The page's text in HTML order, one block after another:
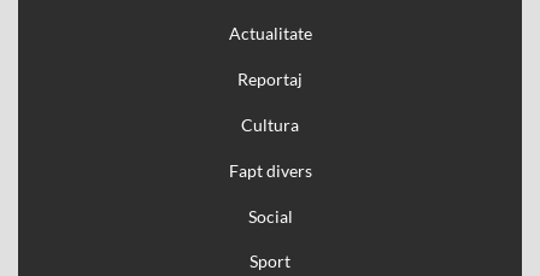
Actualitate
Reportaj
Cultura
Fapt divers
Social
Sport